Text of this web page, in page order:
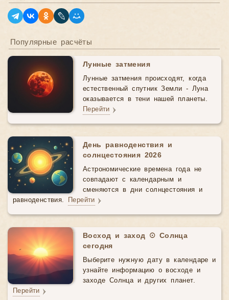
Популярные расчёты
Лунные затмения
Лунные затмения происходят, когда
естественный спутник Земли - Луна
оказывается в тени нашей планеты.
Перейти
День равноденствия и
солнцестояния 2026
Астрономические времена года не
совпадают с календарным и
сменяются в дни солнцестояния и
равноденствия. Перейти
Восход и заход ☉ Солнца
сегодня
Выберите нужную дату в календаре и
узнайте информацию о восходе и
заходе Солнца и других планет.
Перейти